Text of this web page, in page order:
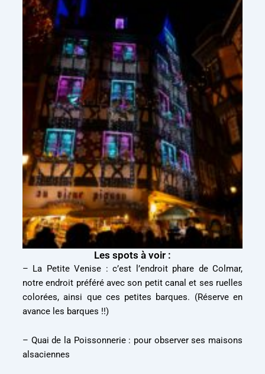
Les spots à voir :
– La Petite Venise : c’est l’endroit phare de Colmar,
notre endroit préféré avec son petit canal et ses ruelles
colorées, ainsi que ces petites barques. (Réserve en
avance les barques !!)
– Quai de la Poissonnerie : pour observer ses maisons
alsaciennes